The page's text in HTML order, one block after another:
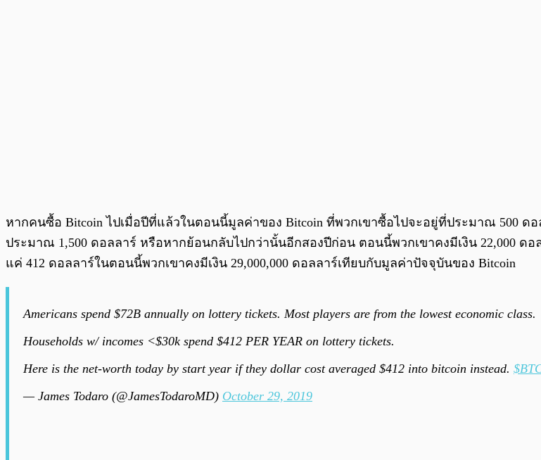
หากคนซื้อ Bitcoin ไปเมื่อปีที่แล้วในตอนนี้มูลค่าของ Bitcoin ที่พวกเขาซื้อไปจะอยู่ที่ประมาณ 500 ด
ประมาณ 1,500 ดอลลาร์ หรือหากย้อนกลับไปกว่านั้นอีกสองปีก่อน ตอนนี้พวกเขาคงมีเงิน 22,000 ด
แค่ 412 ดอลลาร์ในตอนนี้พวกเขาคงมีเงิน 29,000,000 ดอลลาร์เทียบกับมูลค่าปัจจุบันของ Bitcoin
Americans spend $72B annually on lottery tickets. Most players are from the lowest economic class.
Households w/ incomes <$30k spend $412 PER YEAR on lottery tickets.
Here is the net-worth today by start year if they dollar cost averaged $412 into bitcoin instead.
— James Todaro (@JamesTodaroMD) October 29, 2019